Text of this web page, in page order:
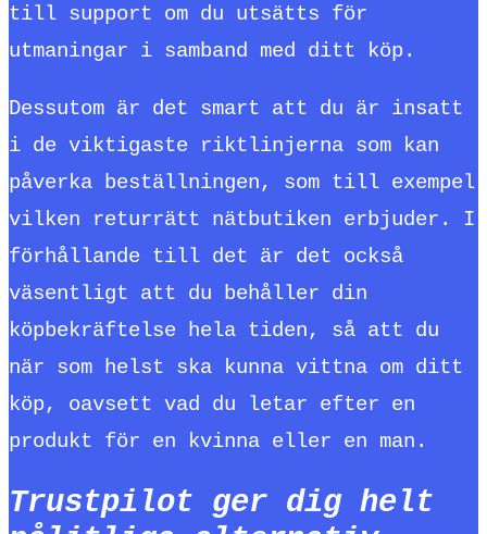
till support om du utsätts för
utmaningar i samband med ditt köp.
Dessutom är det smart att du är insatt
i de viktigaste riktlinjerna som kan
påverka beställningen, som till exempel
vilken returrätt nätbutiken erbjuder. I
förhållande till det är det också
väsentligt att du behåller din
köpbekräftelse hela tiden, så att du
när som helst ska kunna vittna om ditt
köp, oavsett vad du letar efter en
produkt för en kvinna eller en man.
Trustpilot ger dig helt